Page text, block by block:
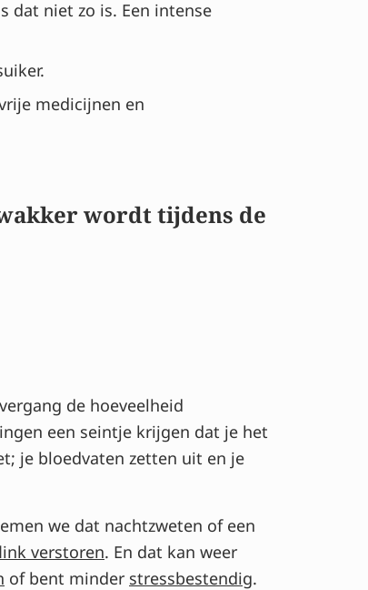
dat niet zo is. Een intense
medicijnen en
wordt tijdens de
de hoeveelheid
een seintje krijgen dat je het
je bloedvaten zetten uit en je
we dat nachtzweten of een
verstoren. En dat kan weer
of bent minder stressbestendig.